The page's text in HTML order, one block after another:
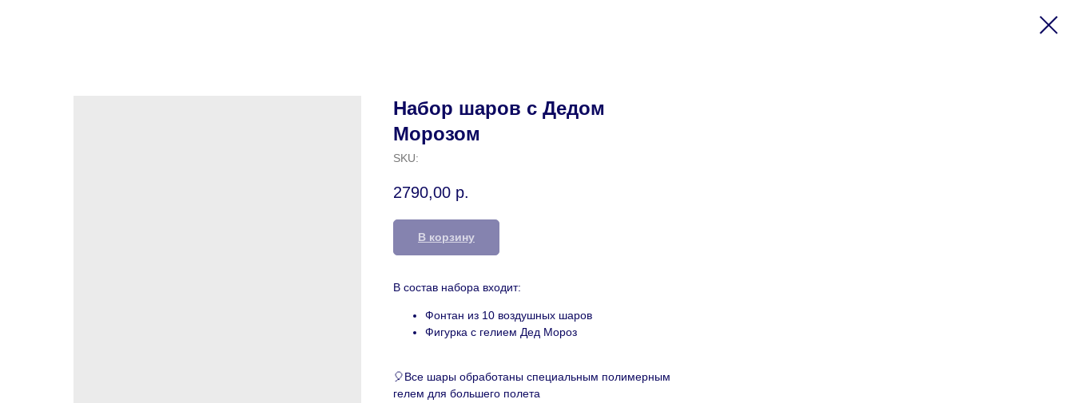
Набор шаров с Дедом
Морозом
SKU:
2790,00 р.
В корзину
В состав набора входит:
Фонтан из 10 воздушных шаров
Фигурка с гелием Дед Мороз
🎈Все шары обработаны специальным полимерным
гелем для большего полета